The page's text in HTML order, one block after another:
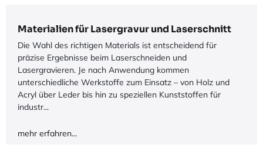
Materialien für Lasergravur und Laserschnitt
Die Wahl des richtigen Materials ist entscheidend für
präzise Ergebnisse beim Laserschneiden und
Lasergravieren. Je nach Anwendung kommen
unterschiedliche Werkstoffe zum Einsatz – von Holz und
Acryl über Leder bis hin zu speziellen Kunststoffen für
industr...
mehr erfahren...